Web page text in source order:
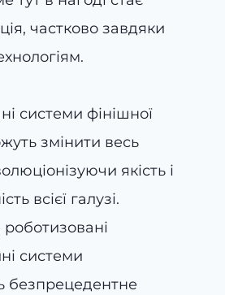
частково завдяки
системи фінішної
змінити весь
якість і
всієї галузі.
системи
безпрецедентне